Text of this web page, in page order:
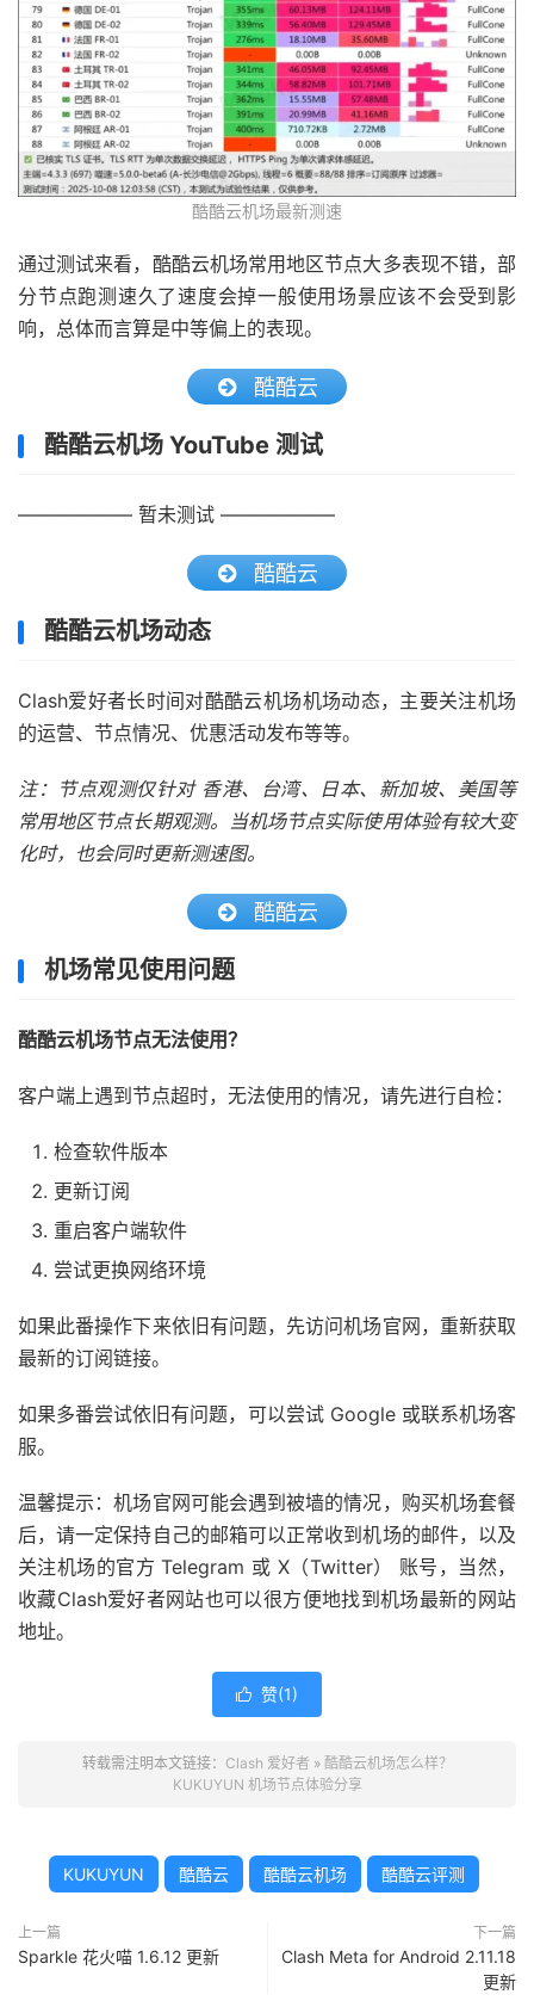
酷酷云机场最新测速
通过测试来看，酷酷云机场常用地区节点大多表现不错，部
分节点跑测速久了速度会掉一般使用场景应该不会受到影
响，总体而言算是中等偏上的表现。
酷酷云
酷酷云机场 YouTube 测试
—————— 暂未测试 ——————
酷酷云
酷酷云机场动态
Clash爱好者长时间对酷酷云机场机场动态，主要关注机场
的运营、节点情况、优惠活动发布等等。
注：节点观测仅针对 香港、台湾、日本、新加坡、美国等
常用地区节点长期观测。当机场节点实际使用体验有较大变
化时，也会同时更新测速图。
酷酷云
机场常见使用问题
酷酷云机场节点无法使用？
客户端上遇到节点超时，无法使用的情况，请先进行自检：
检查软件版本
更新订阅
重启客户端软件
尝试更换网络环境
如果此番操作下来依旧有问题，先访问机场官网，重新获取
最新的订阅链接。
如果多番尝试依旧有问题，可以尝试 Google 或联系机场客
服。
温馨提示：机场官网可能会遇到被墙的情况，购买机场套餐
后，请一定保持自己的邮箱可以正常收到机场的邮件，以及
关注机场的官方 Telegram 或 X（Twitter） 账号，当然，
收藏Clash爱好者网站也可以很方便地找到机场最新的网站
地址。
 赞(1)
转载需注明本文链接： Clash 爱好者 » 酷酷云机场怎么样？
KUKUYUN 机场节点体验分享
KUKUYUN 酷酷云 酷酷云机场 酷酷云评测
上一篇
Sparkle 花火喵 1.6.12 更新
下一篇
Clash Meta for Android 2.11.18
更新